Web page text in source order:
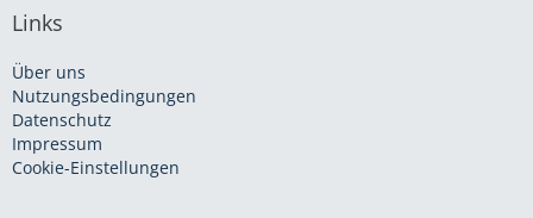
Links
Über uns
Nutzungsbedingungen
Datenschutz
Impressum
Cookie-Einstellungen